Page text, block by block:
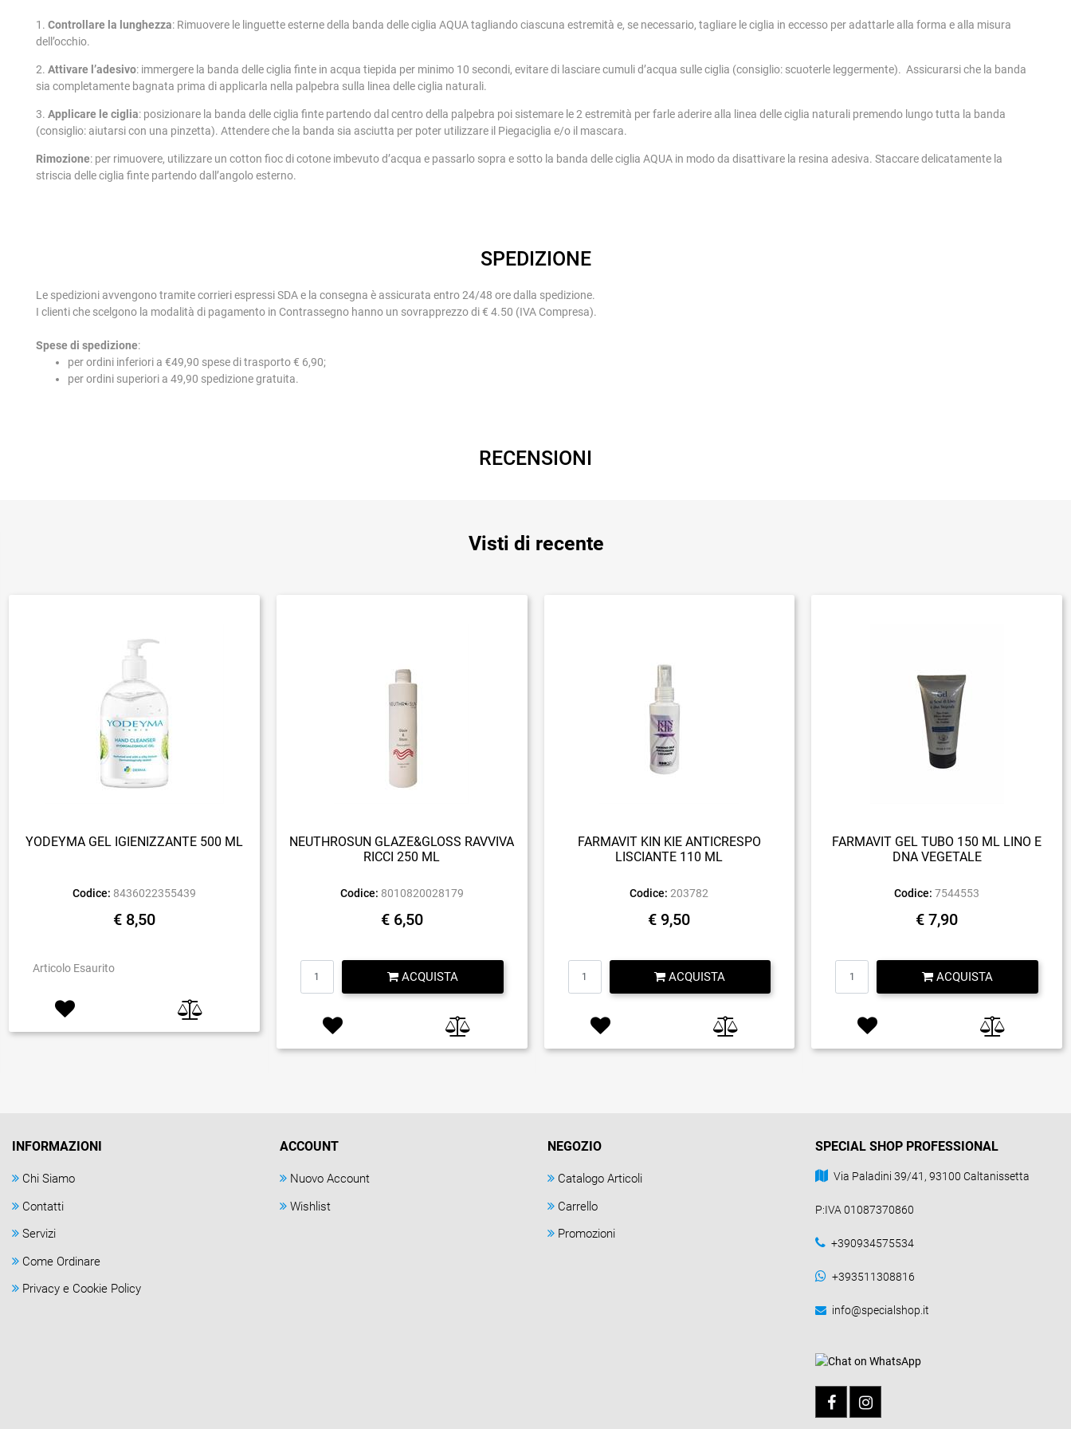
1. Controllare la lunghezza: Rimuovere le linguette esterne della banda delle ciglia AQUA tagliando ciascuna estremità e, se necessario, tagliare le ciglia in eccesso per adattarle alla forma e alla misura
dell’occhio.
2. Attivare l’adesivo: immergere la banda delle ciglia finte in acqua tiepida per minimo 10 secondi, evitare di lasciare cumuli d’acqua sulle ciglia (consiglio: scuoterle leggermente). Assicurarsi che la banda
sia completamente bagnata prima di applicarla nella palpebra sulla linea delle ciglia naturali.
3. Applicare le ciglia: posizionare la banda delle ciglia finte partendo dal centro della palpebra poi sistemare le 2 estremità per farle aderire alla linea delle ciglia naturali premendo lungo tutta la banda
(consiglio: aiutarsi con una pinzetta). Attendere che la banda sia asciutta per poter utilizzare il Piegaciglia e/o il mascara.
Rimozione: per rimuovere, utilizzare un cotton fioc di cotone imbevuto d’acqua e passarlo sopra e sotto la banda delle ciglia AQUA in modo da disattivare la resina adesiva. Staccare delicatamente la
striscia delle ciglia finte partendo dall’angolo esterno.
SPEDIZIONE
Le spedizioni avvengono tramite corrieri espressi SDA e la consegna è assicurata entro 24/48 ore dalla spedizione.
I clienti che scelgono la modalità di pagamento in Contrassegno hanno un sovrapprezzo di € 4.50 (IVA Compresa).
Spese di spedizione:
per ordini inferiori a €49,90 spese di trasporto € 6,90;
per ordini superiori a 49,90 spedizione gratuita.
RECENSIONI
Visti di recente
YODEYMA GEL IGIENIZZANTE 500 ML
Codice: 8436022355439
€ 8,50
Articolo Esaurito
NEUTHROSUN GLAZE&GLOSS RAVVIVA
RICCI 250 ML
Codice: 8010820028179
€ 6,50
ACQUISTA
FARMAVIT KIN KIE ANTICRESPO
LISCIANTE 110 ML
Codice: 203782
€ 9,50
ACQUISTA
FARMAVIT GEL TUBO 150 ML LINO E
DNA VEGETALE
Codice: 7544553
€ 7,90
ACQUISTA
INFORMAZIONI
Chi Siamo
Contatti
Servizi
Come Ordinare
Privacy e Cookie Policy
ACCOUNT
Nuovo Account
Wishlist
NEGOZIO
Catalogo Articoli
Carrello
Promozioni
SPECIAL SHOP PROFESSIONAL
Via Paladini 39/41, 93100 Caltanissetta
P:IVA 01087370860
+390934575534
+393511308816
info@specialshop.it